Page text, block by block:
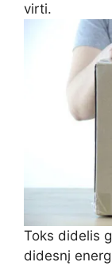
virti.
Toks didelis
didesnį